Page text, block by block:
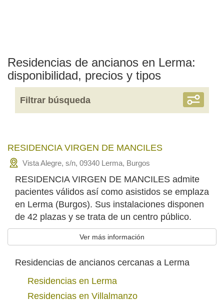
Residencias de ancianos en Lerma:
disponibilidad, precios y tipos
Filtrar búsqueda
RESIDENCIA VIRGEN DE MANCILES
Vista Alegre, s/n, 09340 Lerma, Burgos
RESIDENCIA VIRGEN DE MANCILES admite
pacientes válidos así como asistidos se emplaza
en Lerma (Burgos). Sus instalaciones disponen
de 42 plazas y se trata de un centro público.
Ver más información
Residencias de ancianos cercanas a Lerma
Residencias en Lerma
Residencias en Villalmanzo